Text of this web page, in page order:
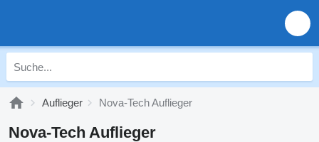
Auflieger Nova-Tech Auflieger
Nova-Tech Auflieger